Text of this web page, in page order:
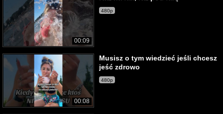
00:09
480p
00:08
Musisz o tym wiedzieć jeśli chcesz
jeść zdrowo
480p